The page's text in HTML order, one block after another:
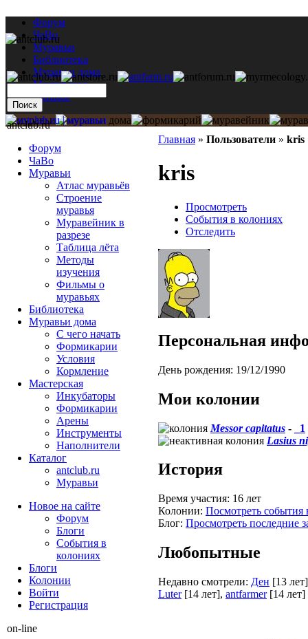
Форум
ЧаВо
Муравьи
Библиотека
Муравьи дома
Мастерская
Каталог
Главная » Пользователи » kris
kris
Просмотреть
События в колониях
Отследить
Персональная
День рождения: 19/12/1990
Мои колонии
Messor capitatus -
_1
Lasius
История
Время участия: 16 лет
Колонии: Посмотреть события
Блог: Просмотреть последние
Любопытные
Недавно смотрели: Ден [13 лет]
Luter [14 лет], antfarmer [14 лет]
antclub.ru
Форум
ЧаВо
Муравьи
Атлас муравьёв
Строение
муравья
Муравейник в
разрезе
Таблица лёта
Методы
изучения
Фильмы о
муравьях
Библиотека
Муравьи дома
С чего начать
Формикарии
Условия
Кормление
Мастерская
Инкубаторы
Формикарии
Арены
Инструменты
Наполнители
Каталог
antclub.ru
Муравьи
Новое на сайте
Форум
Блоги
События в
колониях
Блоги
Колонии
Войти
Peгиcтpaция
on-line